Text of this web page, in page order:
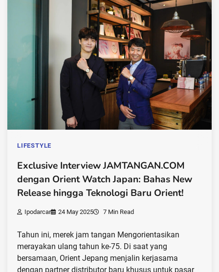
LIFESTYLE
Exclusive Interview JAMTANGAN.COM
dengan Orient Watch Japan: Bahas New
Release hingga Teknologi Baru Orient!
Ipodarcar 24 May 2025 7 Min Read
Tahun ini, merek jam tangan Mengorientasikan
merayakan ulang tahun ke-75. Di saat yang
bersamaan, Orient Jepang menjalin kerjasama
dengan partner distributor baru khusus untuk pasar